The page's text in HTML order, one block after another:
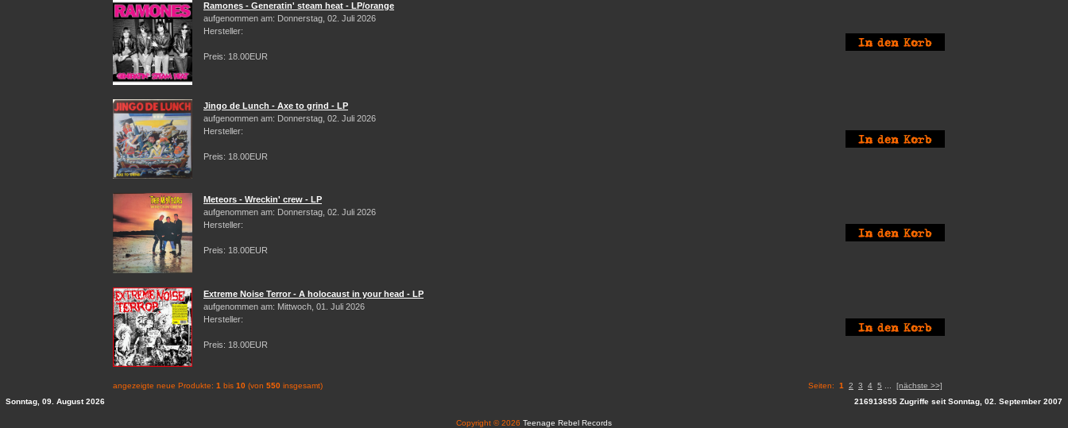
Ramones - Generatin' steam heat - LP/orange
aufgenommen am: Donnerstag, 02. Juli 2026
Hersteller:
Preis: 18.00EUR
Jingo de Lunch - Axe to grind - LP
aufgenommen am: Donnerstag, 02. Juli 2026
Hersteller:
Preis: 18.00EUR
Meteors - Wreckin' crew - LP
aufgenommen am: Donnerstag, 02. Juli 2026
Hersteller:
Preis: 18.00EUR
Extreme Noise Terror - A holocaust in your head - LP
aufgenommen am: Mittwoch, 01. Juli 2026
Hersteller:
Preis: 18.00EUR
angezeigte neue Produkte: 1 bis 10 (von 550 insgesamt) Seiten: 1 2 3 4 5 [nächste >>]
Sonntag, 09. August 2026 216913655 Zugriffe seit Sonntag, 02. September 2007
Copyright © 2026 Teenage Rebel Records